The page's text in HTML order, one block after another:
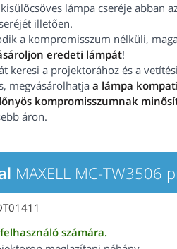
lámpa cseréje abban
illetően.
a kompromisszum nélküli,
eredeti lámpát!
keresi a projektorához és a
megvásárolhatja a lámpa
kompromisszumnak
áron.
MAXELL MC-TW3506
számára.